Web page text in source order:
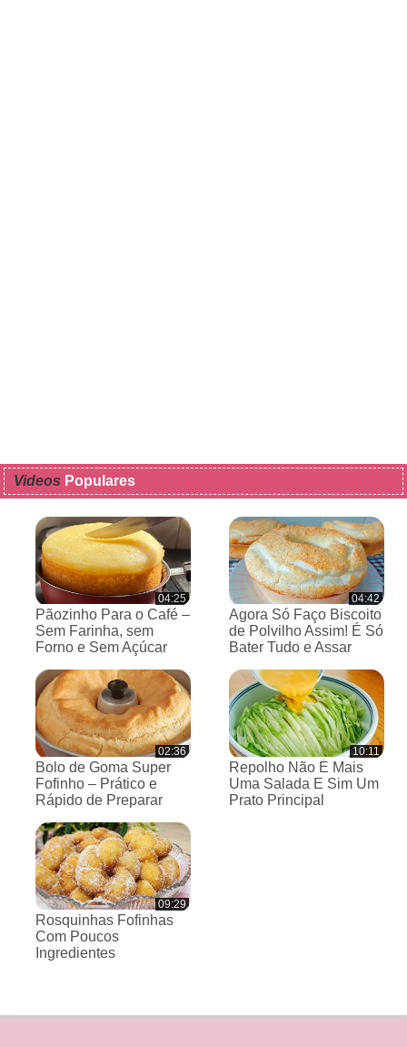
Videos Populares
04:25
Pãozinho Para o Café –
Sem Farinha, sem
Forno e Sem Açúcar
04:42
Agora Só Faço Biscoito
de Polvilho Assim! É Só
Bater Tudo e Assar
02:36
Bolo de Goma Super
Fofinho – Prático e
Rápido de Preparar
10:11
Repolho Não É Mais
Uma Salada E Sim Um
Prato Principal
09:29
Rosquinhas Fofinhas
Com Poucos
Ingredientes